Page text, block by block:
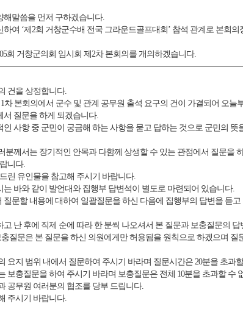
말씀을 먼저 구하겠습니다.
여 ‘제2회 거창군수배 전국 그라운드골프대회’ 참석 관계로 본회
회 거창군의회 임시회 제2차 본회의를 개의하겠습니다.
건을 상정합니다.
차 본회의에서 군수 및 관계 공무원 출석 요구의 건이 가결되어 오
서 질문을 하게 되겠습니다.
사항 중 군민이 궁금해 하는 사항을 묻고 답하는 것으로 군민의
분께서는 장기적인 안목과 다함께 상생할 수 있는 관점에서 질문을
니다.
린 유인물을 참고해 주시기 바랍니다.
바와 같이 발언대와 집행부 답변석이 별도로 마련되어 있습니다.
문할 내용에 대하여 일괄질문을 하신 다음에 집행부의 답변을 듣
난 후에 직제 순에 따라 한 분씩 나오셔서 본 질문과 보충질문의
질문은 본 질문을 하신 의원에게만 허용됨을 원칙으로 하겠으며
요지 범위 내에서 질문하여 주시기 바라며 질문시간은 20분을 초과
보충질문을 하여 주시기 바라며 보충질문은 전체 10분을 초과할 수
공무원 여러분의 협조를 당부 드립니다.
주시기 바랍니다.